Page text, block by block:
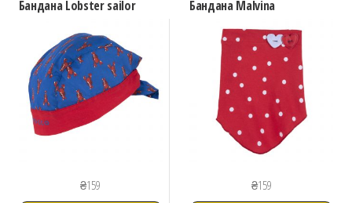
Бандана Lobster sailor
₴159
Бандана Malvina
₴159